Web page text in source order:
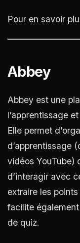
Pour en savoir
Abbey
Abbey est une
l’apprentissage
Elle permet
d’apprentissage
vidéos YouTube)
d’interagir avec
extraire les
facilite
de quiz.